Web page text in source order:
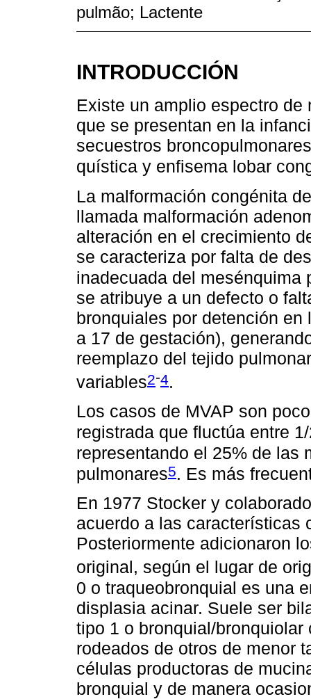
pulmão; Lactente
INTRODUCCIÓN
Existe un amplio espectro
que se presentan en la
secuestros
quística y enfisema lobar
La malformación congénita
llamada malformación
alteración en el crecimiento
se caracteriza por falta de
inadecuada del mesénquima
se atribuye a un defecto o
bronquiales por detención
a 17 de gestación),
reemplazo del tejido
variables2-4.
Los casos de MVAP son
registrada que fluctúa entre
representando el 25% de las
pulmonares5. Es más
En 1977 Stocker y
acuerdo a las características
Posteriormente adicionaron
original, según el lugar de
0 o traqueobronquial es una
displasia acinar. Suele ser
tipo 1 o bronquial/
rodeados de otros de menor
células productoras de
bronquial y de manera